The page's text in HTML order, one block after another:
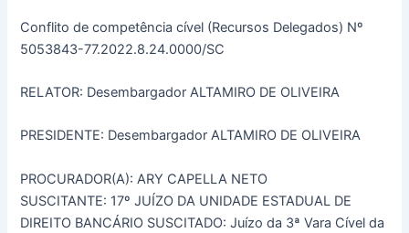
Conflito de competência cível (Recursos Delegados) Nº
5053843-77.2022.8.24.0000/SC
RELATOR: Desembargador ALTAMIRO DE OLIVEIRA
PRESIDENTE: Desembargador ALTAMIRO DE OLIVEIRA
PROCURADOR(A): ARY CAPELLA NETO
SUSCITANTE: 17º JUÍZO DA UNIDADE ESTADUAL DE
DIREITO BANCÁRIO SUSCITADO: Juízo da 3ª Vara Cível da